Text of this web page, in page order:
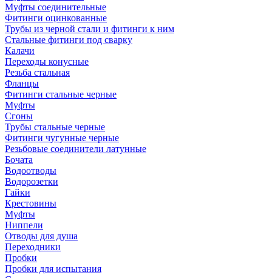
Муфты соединительные
Фитинги оцинкованные
Трубы из черной стали и фитинги к ним
Стальные фитинги под сварку
Калачи
Переходы конусные
Резьба стальная
Фланцы
Фитинги стальные черные
Муфты
Сгоны
Трубы стальные черные
Фитинги чугунные черные
Резьбовые соединители латунные
Бочата
Водоотводы
Водорозетки
Гайки
Крестовины
Муфты
Ниппели
Отводы для душа
Переходники
Пробки
Пробки для испытания